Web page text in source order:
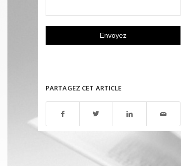
PARTAGEZ CET ARTICLE